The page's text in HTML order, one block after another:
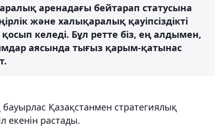
аренадағы бейтарап статусына
және халықаралық қауіпсіздікті
келеді. Бұл ретте біз, ең алдымен,
аясында тығыз қарым-қатынас
Қазақстанмен стратегиялық
екенін растады.